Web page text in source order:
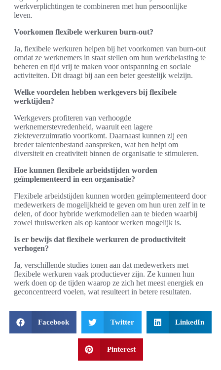
werkverplichtingen te combineren met hun persoonlijke
leven.
Voorkomen flexibele werkuren burn-out?
Ja, flexibele werkuren helpen bij het voorkomen van burn-out
omdat ze werknemers in staat stellen om hun werkbelasting te
beheren en tijd vrij te maken voor ontspanning en sociale
activiteiten. Dit draagt bij aan een beter geestelijk welzijn.
Welke voordelen hebben werkgevers bij flexibele
werktijden?
Werkgevers profiteren van verhoogde
werknemerstevredenheid, waaruit een lagere
ziekteverzuimratio voortkomt. Daarnaast kunnen zij een
breder talentenbestand aanspreken, wat hen helpt om
diversiteit en creativiteit binnen de organisatie te stimuleren.
Hoe kunnen flexibele arbeidstijden worden
geïmplementeerd in een organisatie?
Flexibele arbeidstijden kunnen worden geïmplementeerd door
medewerkers de mogelijkheid te geven om hun uren zelf in te
delen, of door hybride werkmodellen aan te bieden waarbij
zowel thuiswerken als op kantoor werken mogelijk is.
Is er bewijs dat flexibele werkuren de productiviteit
verhogen?
Ja, verschillende studies tonen aan dat medewerkers met
flexibele werkuren vaak productiever zijn. Ze kunnen hun
werk doen op de tijden waarop ze zich het meest energiek en
geconcentreerd voelen, wat resulteert in betere resultaten.
Facebook Twitter LinkedIn
Pinterest